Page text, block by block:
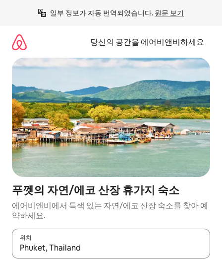
일부 정보가 자동 번역되었습니다. 원문 보기
당신의 공간을 에어비앤비하세요
푸껫의 자연/에코 산장 휴가지 숙소
에어비앤비에서 특색 있는 자연/에코 산장 숙소를 찾아 예
약하세요.
위치
결과가 나오면 위·아래 화살표 키를 사용하거나 터치 또는 스와이